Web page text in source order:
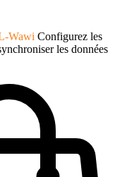
Wawi Configurez les
les données